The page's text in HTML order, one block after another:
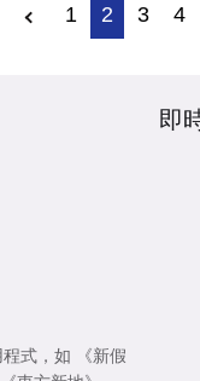
1 2 3 4
式，如
《新假
即